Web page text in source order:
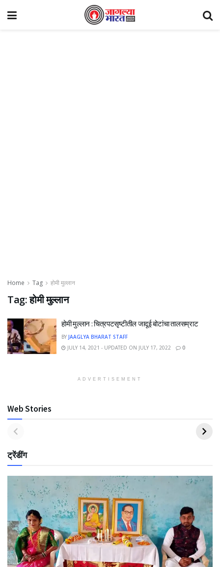
Home Tag होमी मुल्लान
Tag:होमी मुल्लान
होमी मुल्लान : चित्रपटसृष्टीतील जादूई बोटांचा तालसम्राट
BY JAAGLYA BHARAT STAFF
JULY 14, 2021 - UPDATED ON JULY 17, 2022
0
ADVERTISEMENT
Web Stories
ट्रेंडींग